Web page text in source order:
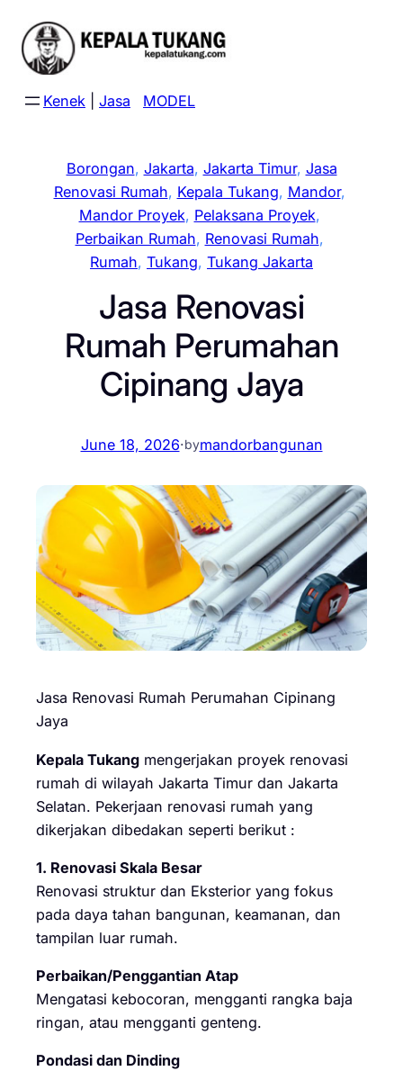
content
Kenek Jasa MODEL
Borongan, Jakarta, Jakarta Timur, Jasa
Renovasi Rumah, Kepala Tukang, Mandor
Mandor Proyek, Pelaksana Proyek
Perbaikan Rumah, Renovasi Rumah
Rumah, Tukang, Tukang Jakarta
Jasa Renovasi
Rumah Perumahan
Cipinang Jaya
June 18, 2026·bymandorbangunan
Jasa Renovasi Rumah Perumahan Cipinang
Jaya
Kepala Tukang mengerjakan proyek renovasi
rumah di wilayah Jakarta Timur dan Jakarta
Selatan. Pekerjaan renovasi rumah yang
dikerjakan dibedakan seperti berikut :
1. Renovasi Skala Besar
Renovasi struktur dan Eksterior yang fokus
pada daya tahan bangunan, keamanan, dan
tampilan luar rumah.
Perbaikan/Penggantian Atap
Mengatasi kebocoran, mengganti rangka baja
ringan, atau mengganti genteng.
Pondasi dan Dinding